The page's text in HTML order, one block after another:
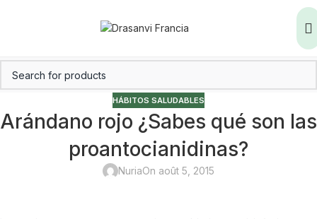
HÁBITOS SALUDABLES
Arándano rojo ¿Sabes qué son las
proantocianidinas?
NuriaOn août 5, 2015